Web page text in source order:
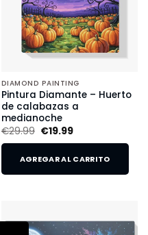
DIAMOND PAINTING
Pintura Diamante – Huerto
de calabazas a
medianoche
€29.99 €19.99
AGREGAR AL CARRITO